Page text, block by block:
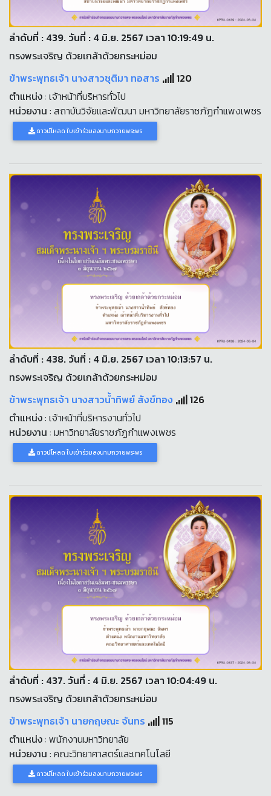
ลำดับที่ : 439. วันที่ : 4 มิ.ย. 2567 เวลา 10:19:49 น.
ทรงพระเจริญ ด้วยเกล้าด้วยกระหม่อม
ข้าพระพุทธเจ้า นางสาวชุติมา ทอสาร
120
ตำแหน่ง: เจ้าหน้าที่บริหารทั่วไป
หน่วยงาน : สถาบันวิจัยและพัฒนา มหาวิทยาลัยราชภัฏกำแพงเพชร
ดาวน์โหลด ใบเข้าร่วมลงนามถวายพระพร
ลำดับที่ : 438. วันที่ : 4 มิ.ย. 2567 เวลา 10:13:57 น.
ทรงพระเจริญ ด้วยเกล้าด้วยกระหม่อม
ข้าพระพุทธเจ้า นางสาวน้ำทิพย์ สังข์ทอง
126
ตำแหน่ง: เจ้าหน้าที่บริหารงานทั่วไป
หน่วยงาน : มหาวิทยาลัยราชภัฏกำแพงเพชร
ดาวน์โหลด ใบเข้าร่วมลงนามถวายพระพร
ลำดับที่ : 437. วันที่ : 4 มิ.ย. 2567 เวลา 10:04:49 น.
ทรงพระเจริญ ด้วยเกล้าด้วยกระหม่อม
ข้าพระพุทธเจ้า นายกฤษณะ จันทร
115
ตำแหน่ง: พนักงานมหาวิทยาลัย
หน่วยงาน : คณะวิทยาศาสตร์และเทคโนโลยี
ดาวน์โหลด ใบเข้าร่วมลงนามถวายพระพร